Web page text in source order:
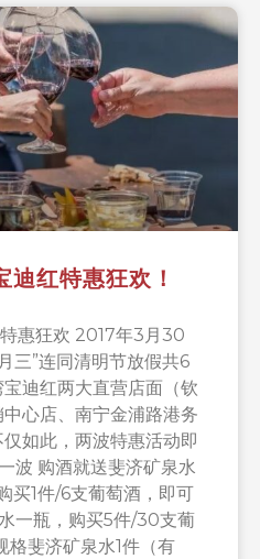
迪红特惠狂欢！
惠狂欢 2017年3月30
三”连同清明节放假共6
迪红两大直营店面（钦
心店、南宁金浦路港务
如此，两波特惠活动即
波 购酒就送斐济矿泉水
买1件/6支葡萄酒，即可
一瓶，购买5件/30支葡
格斐济矿泉水1件（有